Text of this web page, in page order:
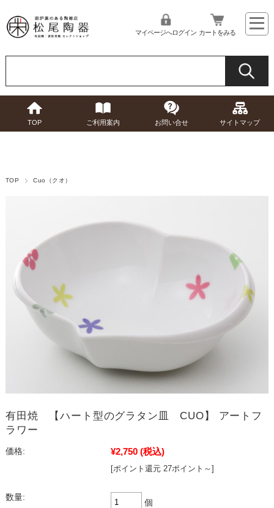
マイページへログイン カートをみる
TOP ご利用案内 お問い合せ サイトマップ
TOP Cuo（クオ）
有田焼 【ハート型のグラタン皿 CUO】 アートフ
ラワー
価格: ¥2,750 (税込)
[ポイント還元 27ポイント～]
数量:
個